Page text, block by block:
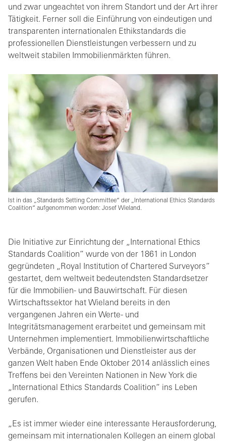
und zwar ungeachtet von ihrem Standort und der Art ihrer
Tätigkeit. Ferner soll die Einführung von eindeutigen und
transparenten internationalen Ethikstandards die
professionellen Dienstleistungen verbessern und zu
weltweit stabilen Immobilienmärkten führen.
Ist in das „Standards Setting Committee“ der „International Ethics Standards
Coalition“ aufgenommen worden: Josef Wieland.
Die Initiative zur Einrichtung der „International Ethics
Standards Coalition“ wurde von der 1861 in London
gegründeten „Royal Institution of Chartered Surveyors“
gestartet, dem weltweit bedeutendsten Standardsetzer
für die Immobilien- und Bauwirtschaft. Für diesen
Wirtschaftssektor hat Wieland bereits in den
vergangenen Jahren ein Werte- und
Integritätsmanagement erarbeitet und gemeinsam mit
Unternehmen implementiert. Immobilienwirtschaftliche
Verbände, Organisationen und Dienstleister aus der
ganzen Welt haben Ende Oktober 2014 anlässlich eines
Treffens bei den Vereinten Nationen in New York die
„International Ethics Standards Coalition“ ins Leben
gerufen.
„Es ist immer wieder eine interessante Herausforderung,
gemeinsam mit internationalen Kollegen an einem global